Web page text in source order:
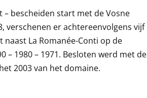
– bescheiden start met de Vosne
verschenen er achtereenvolgens vijf
naast La Romanée-Conti op de
– 1980 – 1971. Besloten werd met de
2003 van het domaine.